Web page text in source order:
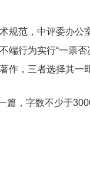
范，中评委办公
行为实行“一票
作，三者选择其一
，字数不少于